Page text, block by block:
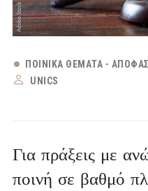
ΠΟΙΝΙΚΆ ΘΈΜΑΤΑ -
UNICS
Για πράξεις με
ποινή σε βαθμό